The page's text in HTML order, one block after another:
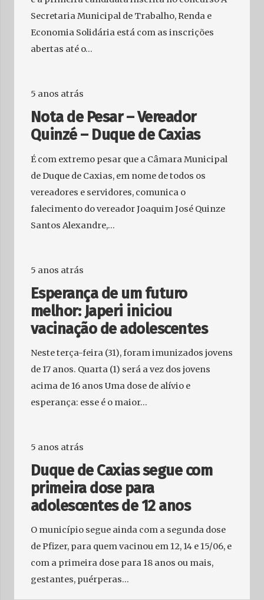
Secretaria Municipal de Trabalho, Renda e
Economia Solidária está com as inscrições
abertas até o…
5 anos atrás
Nota de Pesar – Vereador
Quinzé – Duque de Caxias
É com extremo pesar que a Câmara Municipal
de Duque de Caxias, em nome de todos os
vereadores e servidores, comunica o
falecimento do vereador Joaquim José Quinze
Santos Alexandre,…
5 anos atrás
Esperança de um futuro
melhor: Japeri iniciou
vacinação de adolescentes
Neste terça-feira (31), foram imunizados jovens
de 17 anos. Quarta (1) será a vez dos jovens
acima de 16 anos Uma dose de alívio e
esperança: esse é o maior…
5 anos atrás
Duque de Caxias segue com
primeira dose para
adolescentes de 12 anos
O município segue ainda com a segunda dose
de Pfizer, para quem vacinou em 12, 14 e 15/06, e
com a primeira dose para 18 anos ou mais,
gestantes, puérperas…